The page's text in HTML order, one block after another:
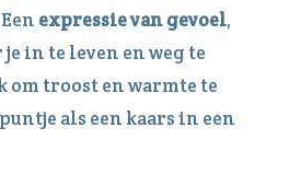
expressie van gevoel,
in te leven en weg te
om troost en warmte te
als een kaars in een